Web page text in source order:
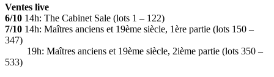
Ventes live
6/10 14h: The Cabinet Sale (lots 1 – 122)
7/10 14h: Maîtres anciens et 19ème siècle, 1ère partie (lots 150 –
347)
19h: Maîtres anciens et 19ème siècle, 2ième partie (lots 350 –
533)